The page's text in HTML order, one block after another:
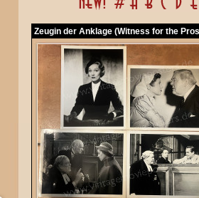
Zeugin der Anklage (Witness for the